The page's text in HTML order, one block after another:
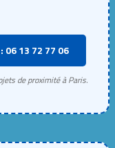
: 06 13 72 77 06
de proximité à Paris.